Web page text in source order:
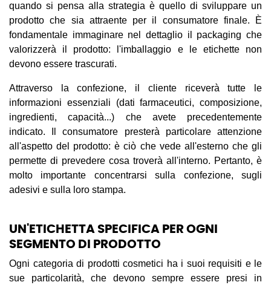
quando si pensa alla strategia è quello di sviluppare un
prodotto che sia attraente per il consumatore finale. È
fondamentale immaginare nel dettaglio il packaging che
valorizzerà il prodotto: l'imballaggio e le etichette non
devono essere trascurati.
Attraverso la confezione, il cliente riceverà tutte le
informazioni essenziali (dati farmaceutici, composizione,
ingredienti, capacità...) che avete precedentemente
indicato. Il consumatore presterà particolare attenzione
all'aspetto del prodotto: è ciò che vede all'esterno che gli
permette di prevedere cosa troverà all'interno. Pertanto, è
molto importante concentrarsi sulla confezione, sugli
adesivi e sulla loro stampa.
UN'ETICHETTA SPECIFICA PER OGNI
SEGMENTO DI PRODOTTO
Ogni categoria di prodotti cosmetici ha i suoi requisiti e le
sue particolarità, che devono sempre essere presi in